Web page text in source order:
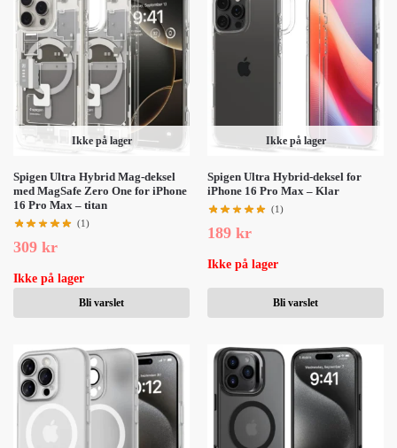
Ikke på lager
Spigen Ultra Hybrid Mag-deksel
med MagSafe Zero One for iPhone
16 Pro Max – titan
(1)
309 kr
Ikke på lager
Bli varslet
Ikke på lager
Spigen Ultra Hybrid-deksel for
iPhone 16 Pro Max – Klar
(1)
189 kr
Ikke på lager
Bli varslet